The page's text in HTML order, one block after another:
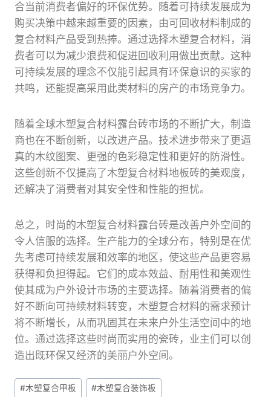
合当前消费者偏好的环保优势。随着可持续发展成为
购买决策中越来越重要的因素，由可回收材料制成的
复合材料产品受到热捧。通过选择木塑复合材料，消
费者可以为减少浪费和促进回收利用做出贡献。这种
可持续发展的理念不仅能引起具有环保意识的买家的
共鸣，还能提高采用此类材料的房产的市场竞争力。
随着全球木塑复合材料露台砖市场的不断扩大，制造
商也在不断创新，以改进产品。技术进步带来了更逼
真的木纹图案、更强的色彩稳定性和更好的防滑性。
这些创新不仅提高了木塑复合材料地板砖的美观度，
还解决了消费者对其安全性和性能的担忧。
总之，时尚的木塑复合材料露台砖是改善户外空间的
令人信服的选择。生产能力的全球分布，特别是在优
先考虑可持续发展和效率的地区，使这些产品更容易
获得和负担得起。它们的成本效益、耐用性和美观性
使其成为户外设计市场的主要选择。随着消费者的偏
好不断向可持续材料转变，木塑复合材料的需求预计
将不断增长，从而巩固其在未来户外生活空间中的地
位。通过选择这些时尚而实用的瓷砖，业主们可以创
造出既环保又经济的美丽户外空间。
文
#木塑复合甲板 #木塑复合装饰板